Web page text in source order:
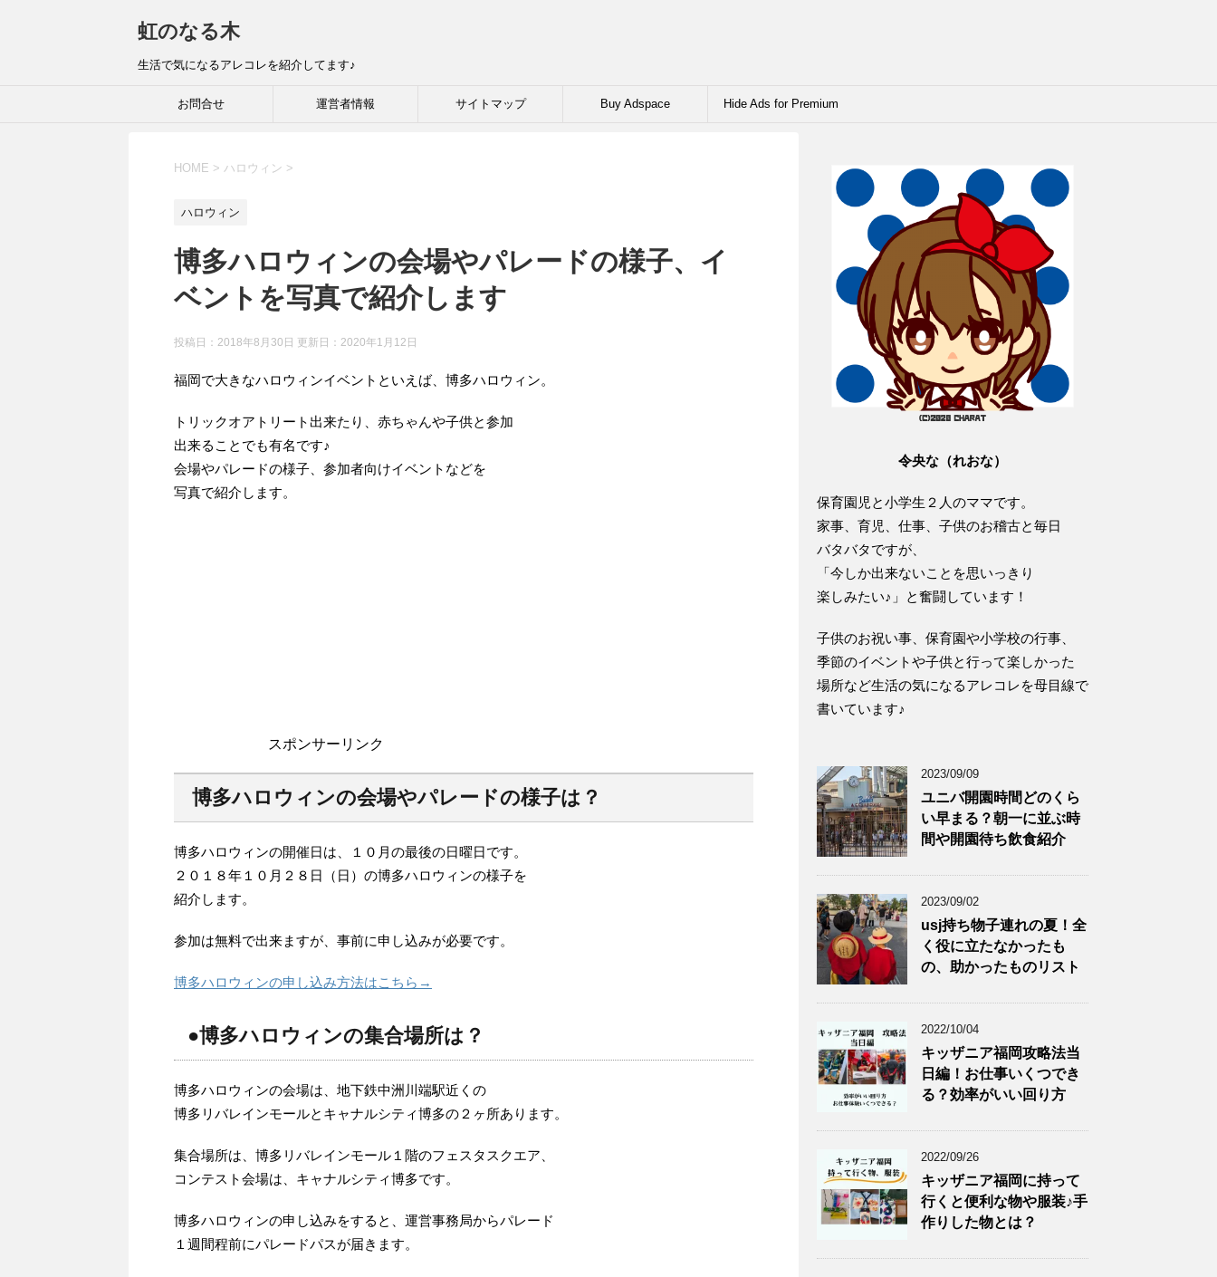
虹のなる木
生活で気になるアレコレを紹介してます♪
お問合せ 運営者情報 サイトマップ Buy Adspace Hide Ads for Premium
HOME > ハロウィン >
ハロウィン
博多ハロウィンの会場やパレードの様子、イ
ベントを写真で紹介します
投稿日：2018年8月30日 更新日： 2020年1月12日
福岡で大きなハロウィンイベントといえば、博多ハロウィン。
トリックオアトリート出来たり、赤ちゃんや子供と参加
出来ることでも有名です♪
会場やパレードの様子、参加者向けイベントなどを
写真で紹介します。
スポンサーリンク
博多ハロウィンの会場やパレードの様子は？
博多ハロウィンの開催日は、１０月の最後の日曜日です。
２０１８年１０月２８日（日）の博多ハロウィンの様子を
紹介します。
参加は無料で出来ますが、事前に申し込みが必要です。
博多ハロウィンの申し込み方法はこちら→
●博多ハロウィンの集合場所は？
博多ハロウィンの会場は、地下鉄中洲川端駅近くの
博多リバレインモールとキャナルシティ博多の２ヶ所あります。
集合場所は、博多リバレインモール１階のフェスタスクエア、
コンテスト会場は、キャナルシティ博多です。
博多ハロウィンの申し込みをすると、運営事務局からパレード
１週間程前にパレードパスが届きます。
令央な（れおな）
保育園児と小学生２人のママです。
家事、育児、仕事、子供のお稽古と毎日
バタバタですが、
「今しか出来ないことを思いっきり
楽しみたい♪」と奮闘しています！
子供のお祝い事、保育園や小学校の行事、
季節のイベントや子供と行って楽しかった
場所など生活の気になるアレコレを母目線で
書いています♪
2023/09/09
ユニバ開園時間どのくら
い早まる？朝一に並ぶ時
間や開園待ち飲食紹介
2023/09/02
usj持ち物子連れの夏！全
く役に立たなかったも
の、助かったものリスト
2022/10/04
キッザニア福岡攻略法当
日編！お仕事いくつでき
る？効率がいい回り方
2022/09/26
キッザニア福岡に持って
行くと便利な物や服装♪手
作りした物とは？